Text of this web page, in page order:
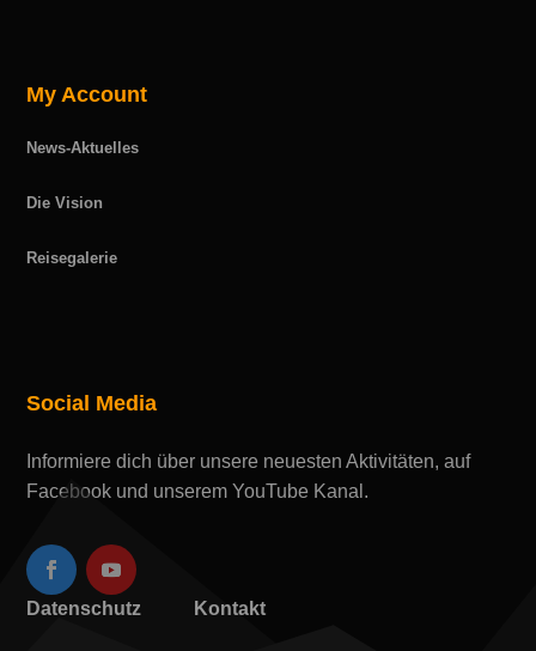
My Account
News-Aktuelles
Die Vision
Reisegalerie
Social Media
Informiere dich über unsere neuesten Aktivitäten, auf
Facebook und unserem YouTube Kanal.
Datenschutz Kontakt